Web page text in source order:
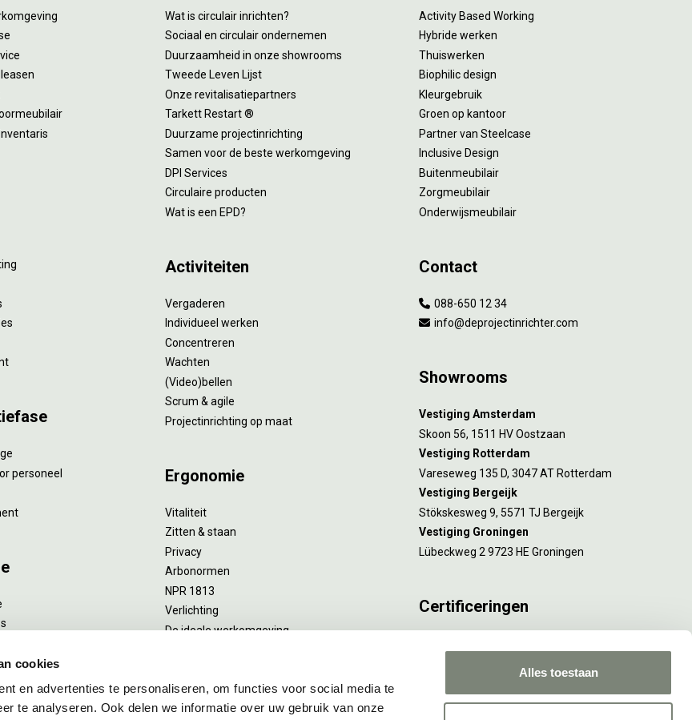
cookies
en advertenties te personaliseren, om functies voor social media te
te analyseren. Ook delen we informatie over uw gebruik van onze
Alles toestaan
personeel
Wat is circulair inrichten?
Sociaal en circulair ondernemen
Duurzaamheid in onze showrooms
Tweede Leven Lijst
Onze revitalisatiepartners
Tarkett Restart ®
Duurzame projectinrichting
Samen voor de beste werkomgeving
DPI Services
Circulaire producten
Wat is een EPD?
Activiteiten
Vergaderen
Individueel werken
Concentreren
Wachten
(Video)bellen
Scrum & agile
Projectinrichting op maat
Ergonomie
Vitaliteit
Zitten & staan
Privacy
Arbonormen
NPR 1813
Verlichting
De ideale werkomgeving
Activity Based Working
Hybride werken
Thuiswerken
Biophilic design
Kleurgebruik
Groen op kantoor
Partner van Steelcase
Inclusive Design
Buitenmeubilair
Zorgmeubilair
Onderwijsmeubilair
Contact
088-650 12 34
info@deprojectinrichter.com
Showrooms
Vestiging Amsterdam
Skoon 56, 1511 HV Oostzaan
Vestiging Rotterdam
Vareseweg 135 D, 3047 AT Rotterdam
Vestiging Bergeijk
Stökskesweg 9, 5571 TJ Bergeijk
Vestiging Groningen
Lübeckweg 2 9723 HE Groningen
Certificeringen
Rotterdam en Culemborg.